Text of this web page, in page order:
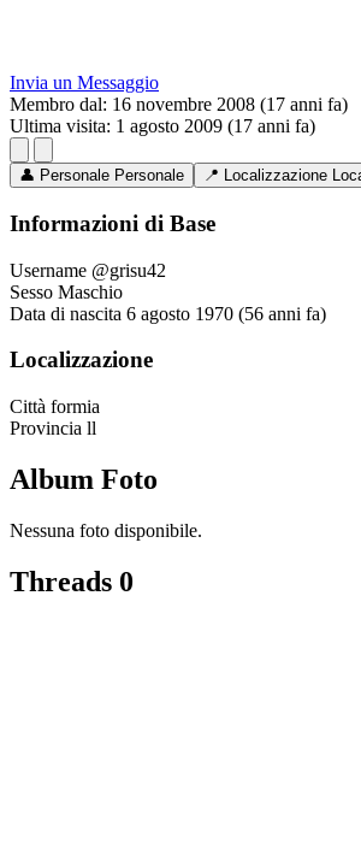
Invia un Messaggio
Membro dal: 16 novembre 2008 (17 anni fa)
Ultima visita: 1 agosto 2009 (17 anni fa)
👤 Personale Personale 📍 Localizzazione
Informazioni di Base
Username @grisu42
Sesso Maschio
Data di nascita 6 agosto 1970 (56 anni fa)
Localizzazione
Città formia
Provincia ll
Album Foto
Nessuna foto disponibile.
Threads 0